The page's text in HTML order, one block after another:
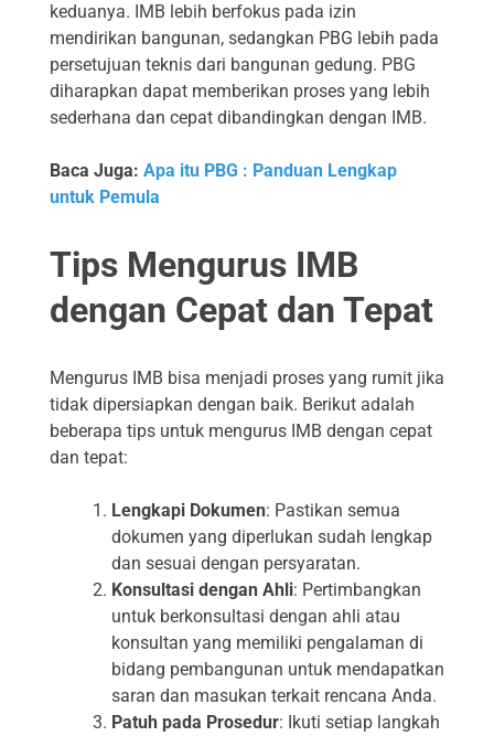
keduanya. IMB lebih berfokus pada izin
mendirikan bangunan, sedangkan PBG lebih pada
persetujuan teknis dari bangunan gedung. PBG
diharapkan dapat memberikan proses yang lebih
sederhana dan cepat dibandingkan dengan IMB.
Baca Juga: Apa itu PBG : Panduan Lengkap
untuk Pemula
Tips Mengurus IMB
dengan Cepat dan Tepat
Mengurus IMB bisa menjadi proses yang rumit jika
tidak dipersiapkan dengan baik. Berikut adalah
beberapa tips untuk mengurus IMB dengan cepat
dan tepat:
Lengkapi Dokumen: Pastikan semua
dokumen yang diperlukan sudah lengkap
dan sesuai dengan persyaratan.
Konsultasi dengan Ahli: Pertimbangkan
untuk berkonsultasi dengan ahli atau
konsultan yang memiliki pengalaman di
bidang pembangunan untuk mendapatkan
saran dan masukan terkait rencana Anda.
Patuh pada Prosedur: Ikuti setiap langkah